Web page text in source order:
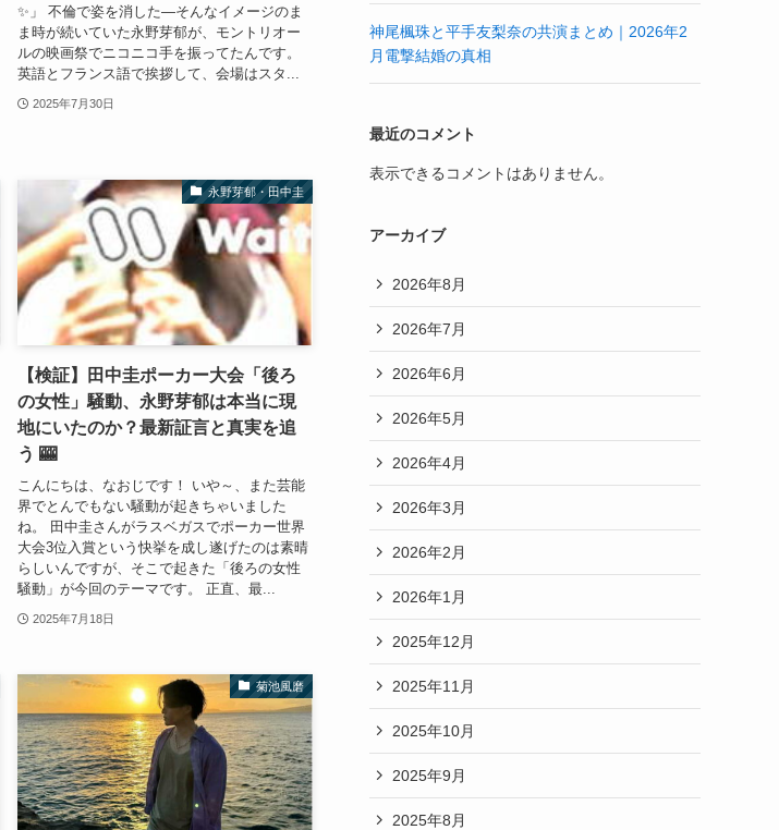
✨」 不倫で姿を消した—そんなイメージのま
ま時が続いていた永野芽郁が、モントリオー
ルの映画祭でニコニコ手を振ってたんです。
英語とフランス語で挨拶して、会場はスタ...
2025年7月30日
永野芽郁・田中圭
【検証】田中圭ポーカー大会「後ろ
の女性」騒動、永野芽郁は本当に現
地にいたのか？最新証言と真実を追
う 🎰
こんにちは、なおじです！ いや～、また芸能
界でとんでもない騒動が起きちゃいました
ね。 田中圭さんがラスベガスでポーカー世界
大会3位入賞という快挙を成し遂げたのは素晴
らしいんですが、そこで起きた「後ろの女性
騒動」が今回のテーマです。 正直、最...
2025年7月18日
菊池風磨
神尾楓珠と平手友梨奈の共演まとめ｜2026年2
月電撃結婚の真相
最近のコメント
表示できるコメントはありません。
アーカイブ
2026年8月
2026年7月
2026年6月
2026年5月
2026年4月
2026年3月
2026年2月
2026年1月
2025年12月
2025年11月
2025年10月
2025年9月
2025年8月